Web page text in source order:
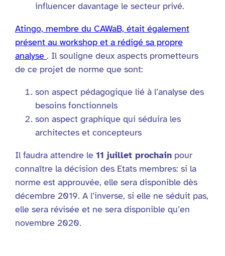
influencer davantage le secteur privé.
Atingo, membre du CAWaB, était également
présent au workshop et a rédigé sa propre
analyse . Il souligne deux aspects prometteurs
de ce projet de norme que sont:
son aspect pédagogique lié à l’analyse des
besoins fonctionnels
son aspect graphique qui séduira les
architectes et concepteurs
Il faudra attendre le 11 juillet prochain pour
connaître la décision des Etats membres: si la
norme est approuvée, elle sera disponible dès
décembre 2019. A l’inverse, si elle ne séduit pas,
elle sera révisée et ne sera disponible qu’en
novembre 2020.